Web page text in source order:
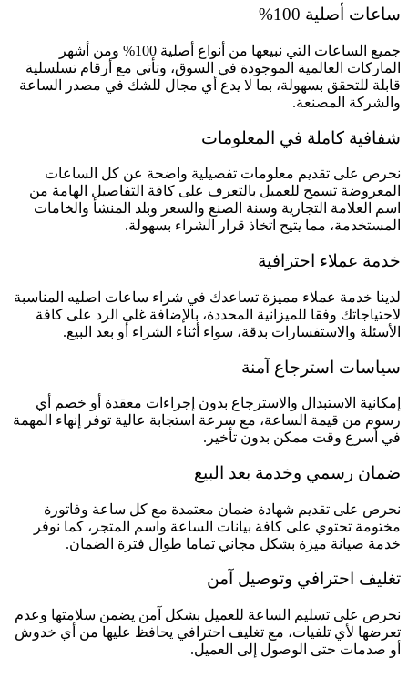
ساعات أصلية 100%
جميع الساعات التي نبيعها من أنواع أصلية 100% ومن أشهر
الماركات العالمية الموجودة في السوق، وتأتي مع أرقام تسلسلية
قابلة للتحقق بسهولة، بما لا يدع أي مجال للشك في مصدر الساعة
والشركة المصنعة.
شفافية كاملة في المعلومات
نحرص على تقديم معلومات تفصيلية واضحة عن كل الساعات
المعروضة تسمح للعميل بالتعرف على كافة التفاصيل الهامة من
اسم العلامة التجارية وسنة الصنع والسعر وبلد المنشأ والخامات
المستخدمة، مما يتيح اتخاذ قرار الشراء بسهولة.
خدمة عملاء احترافية
لدينا خدمة عملاء مميزة تساعدك في شراء ساعات اصليه المناسبة
لاحتياجاتك وفقا للميزانية المحددة، بالإضافة غلى الرد على كافة
الأسئلة والاستفسارات بدقة، سواء أثناء الشراء أو بعد البيع.
سياسات استرجاع آمنة
إمكانية الاستبدال والاسترجاع بدون إجراءات معقدة أو خصم أي
رسوم من قيمة الساعة، مع سرعة استجابة عالية توفر إنهاء المهمة
في أسرع وقت ممكن بدون تأخير.
ضمان رسمي وخدمة بعد البيع
نحرص على تقديم شهادة ضمان معتمدة مع كل ساعة وفاتورة
مختومة تحتوي على كافة بيانات الساعة واسم المتجر، كما نوفر
خدمة صيانة ميزة بشكل مجاني تماما طوال فترة الضمان.
تغليف احترافي وتوصيل آمن
نحرص على تسليم الساعة للعميل بشكل آمن يضمن سلامتها وعدم
تعرضها لأي تلفيات، مع تغليف احترافي يحافظ عليها من أي خدوش
أو صدمات حتى الوصول إلى العميل.